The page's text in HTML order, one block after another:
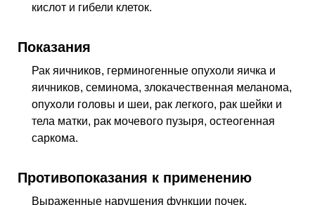
кислот и гибели клеток.
Показания
Рак яичников, герминогенные опухоли яичка и
яичников, семинома, злокачественная меланома,
опухоли головы и шеи, рак легкого, рак шейки и
тела матки, рак мочевого пузыря, остеогенная
саркома.
Противопоказания к применению
Выраженные нарушения функции почек,